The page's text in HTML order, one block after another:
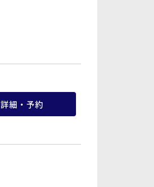
詳細・予約